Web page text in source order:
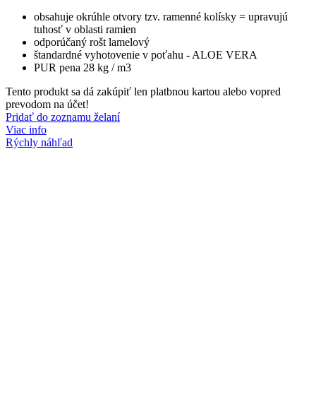
obsahuje okrúhle otvory tzv. ramenné kolísky = upravujú
tuhosť v oblasti ramien
odporúčaný rošt lamelový
štandardné vyhotovenie v poťahu - ALOE VERA
PUR pena 28 kg / m3
Tento produkt sa dá zakúpiť len platbnou kartou alebo vopred
prevodom na účet!
Pridať do zoznamu želaní
Viac info
Rýchly náhľad